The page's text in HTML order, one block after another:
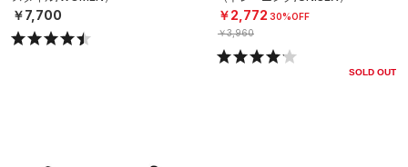
￥7,700 ￥2,772 30%OFF
￥3,960
SOLD OUT